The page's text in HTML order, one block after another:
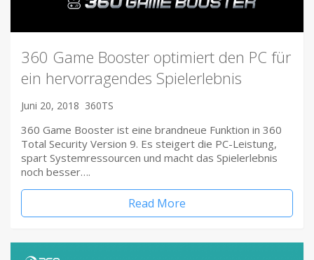
360 Game Booster optimiert den PC für
ein hervorragendes Spielerlebnis
Juni 20, 2018 360TS
360 Game Booster ist eine brandneue Funktion in 360
Total Security Version 9. Es steigert die PC-Leistung,
spart Systemressourcen und macht das Spielerlebnis
noch besser….
Read More